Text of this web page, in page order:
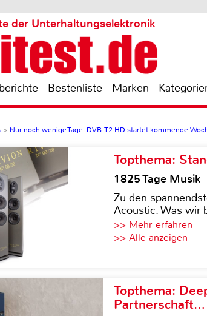
der Unterhaltungselektronik
Bestenliste Marken
> Nur noch wenige Tage: DVB-T2 HD startet kommende
Topthema:
1825 Tage Musik
Zu den
Acoustic. Was wir
>> Mehr erfahren
>> Alle anzeigen
Topthema:
Partnerschaft…